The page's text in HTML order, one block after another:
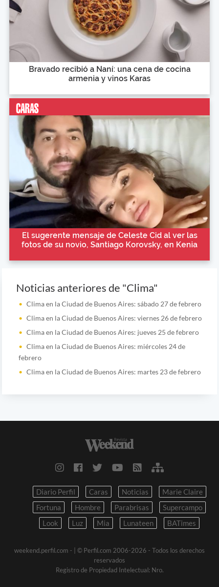
Bravado recibió a Naní: una cena de cocina
armenia y vinos Karas
El sugerente mensaje de Celeste Cid al ver las
fotos de su novio, Santiago Korovsky, en Kenia
Noticias anteriores de "Clima"
Clima en la Ciudad de Buenos Aires: sábado 27 de febrero
Clima en la Ciudad de Buenos Aires: viernes 26 de febrero
Clima en la Ciudad de Buenos Aires: jueves 25 de febrero
Clima en la Ciudad de Buenos Aires: miércoles 24 de
febrero
Clima en la Ciudad de Buenos Aires: martes 23 de febrero
Diario Perfil Caras Noticias
Marie Claire
Fortuna
Hombre Parabrisas
Supercampo
Look
Luz Mia Lunateen BATimes
weekend.perfil.com -
| © Perfil.com 2006-2026 - Todos los derechos
reservados
Registro de Propiedad Intelectual: Nro.